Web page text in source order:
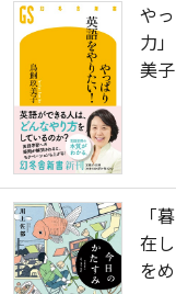
や
力
美
「
在
を